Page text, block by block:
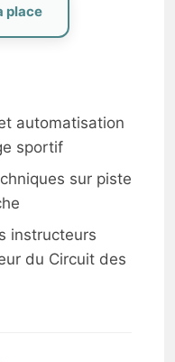
place
automatisation
sportif
sur piste
instructeurs
du Circuit des